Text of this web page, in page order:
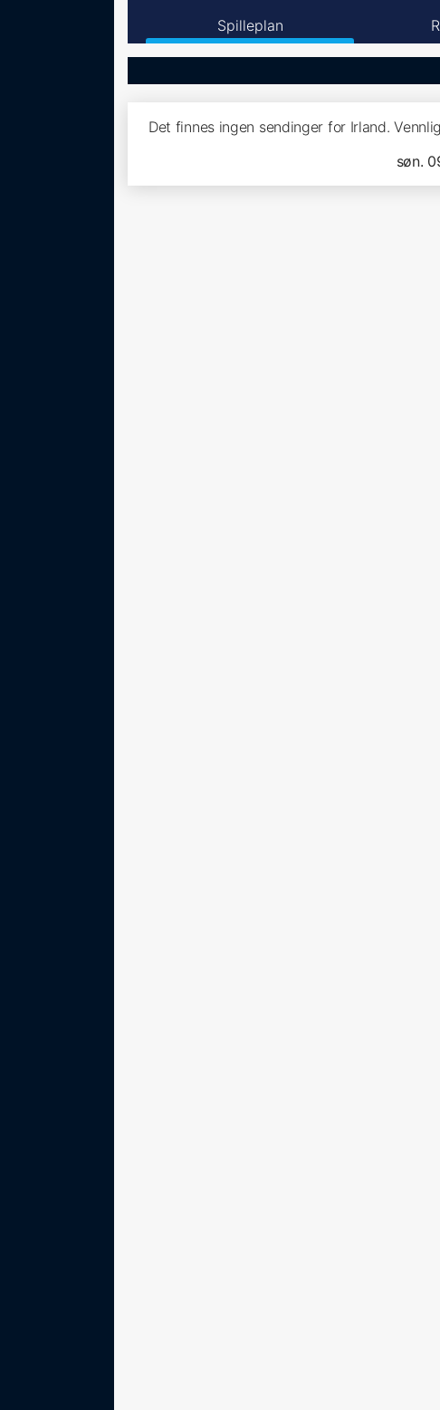
Spilleplan
Det finnes ingen sendinger for Irland.
søn.